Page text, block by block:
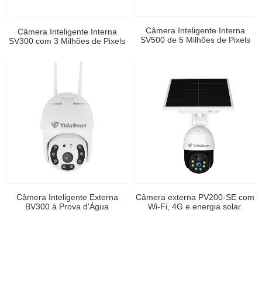
Câmera Inteligente Interna
SV300 com 3 Milhões de Pixels
Câmera Inteligente Interna
SV500 de 5 Milhões de Pixels
Câmera Inteligente Externa
BV300 à Prova d'Água
Câmera externa PV200-SE com
Wi-Fi, 4G e energia solar.